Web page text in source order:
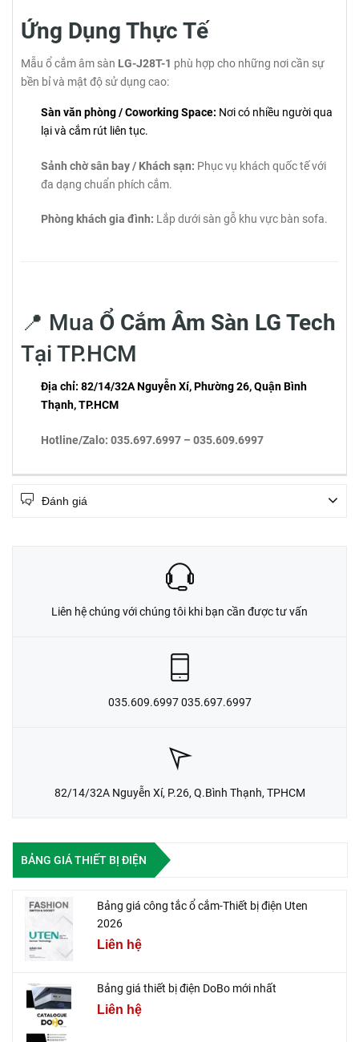
Ứng Dụng Thực Tế
Mẫu ổ cắm âm sàn LG-J28T-1 phù hợp cho những nơi cần sự
bền bỉ và mật độ sử dụng cao:
Sàn văn phòng / Coworking Space: Nơi có nhiều người qua
lại và cắm rút liên tục.
Sảnh chờ sân bay / Khách sạn: Phục vụ khách quốc tế với
đa dạng chuẩn phích cắm.
Phòng khách gia đình: Lắp dưới sàn gỗ khu vực bàn sofa.
📍 Mua Ổ Cắm Âm Sàn LG Tech
Tại TP.HCM
Địa chỉ: 82/14/32A Nguyễn Xí, Phường 26, Quận Bình
Thạnh, TP.HCM
Hotline/Zalo: 035.697.6997 – 035.609.6997
Đánh giá
Liên hệ chúng với chúng tôi khi bạn cần được tư vấn
035.609.6997 035.697.6997
82/14/32A Nguyễn Xí, P.26, Q.Bình Thạnh, TPHCM
BẢNG GIÁ THIẾT BỊ ĐIỆN
Bảng giá công tắc ổ cắm-Thiết bị điện Uten
2026
Liên hệ
Bảng giá thiết bị điện DoBo mới nhất
Liên hệ